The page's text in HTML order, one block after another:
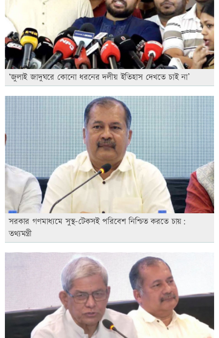
‘জুলাই জাদুঘরে কোনো ধরনের দলীয় ইতিহাস দেখতে চাই না’
সরকার গণমাধ্যমে সুস্থ-টেকসই পরিবেশ নিশ্চিত করতে চায়:
তথ্যমন্ত্রী